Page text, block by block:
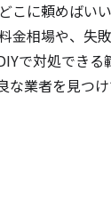
こに頼めばい
金相場や、失
で対処できる
業者を見つけ